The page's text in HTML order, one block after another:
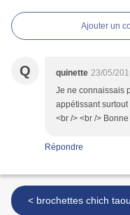
Ajouter un
Q quinette 23/05/
Je ne connaissais
appétissant
<br /> <br />
Répondre
< brochettes chich